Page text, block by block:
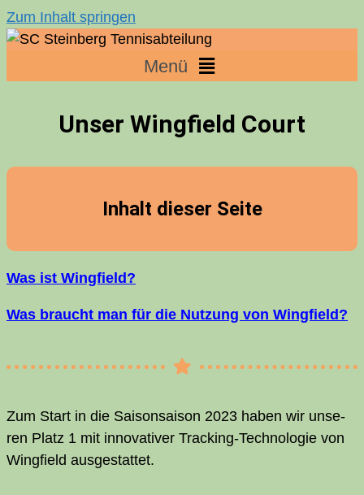
Zum Inhalt springen
Menü
Unser Wing­field Court
Inhalt die­ser Seite
Was ist Wingfield?
Was braucht man für die Nut­zung von Wingfield?
Zum Start in die Sai­son­sai­son 2023 haben wir unse­
ren Platz 1 mit inno­va­ti­ver Track­ing-Tech­no­lo­gie von
Wing­field ausgestattet.